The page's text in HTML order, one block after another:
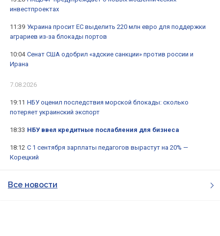
инвестпроектах
11:39 Украина просит ЕС выделить 220 млн евро для поддержки
аграриев из-за блокады портов
10:04 Сенат США одобрил «адские санкции» против россии и
Ирана
7.08.2026
19:11 НБУ оценил последствия морской блокады: сколько
потеряет украинский экспорт
18:33 НБУ ввел кредитные послабления для бизнеса
18:12 С 1 сентября зарплаты педагогов вырастут на 20% —
Корецкий
Все новости